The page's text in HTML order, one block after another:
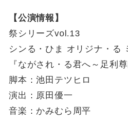
【公演情報】
祭シリーズvol.13
シンる・ひま オリジナ・る
『ながされ・る君へ～足利
脚本：池田テツヒロ
演出：原田優一
音楽：かみむら周平